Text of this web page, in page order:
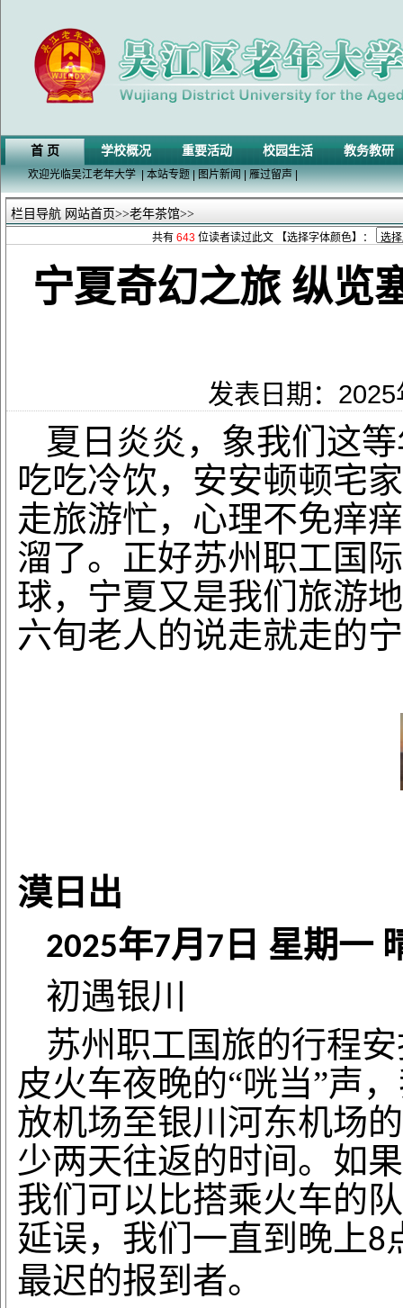
首 页 学校概况 重要活动 校园生活 教务教研
欢迎光临吴江老年大学|本站专题|图片新闻|雁过留声|
栏目导航 网站首页>>老年茶馆>>
共有 643位读者读过此文 【选择字体颜色】：
宁夏奇幻之旅 纵
发表日期：
夏日炎炎，象我们这
吃吃冷饮，安安顿顿宅家
走旅游忙，心理不免痒
溜了。正好苏州职工国
球，宁夏又是我们旅游
六旬老人的说走就走的
漠日出
2025年7月 7 日 星期一
初遇银川
苏州职工国旅的行程
皮火车夜晚的“咣当”声
放机场至银川河东机场
少两天往返的时间。如
我们可以比搭乘火车的
延误，我们一直到晚上8
最迟的报到者。